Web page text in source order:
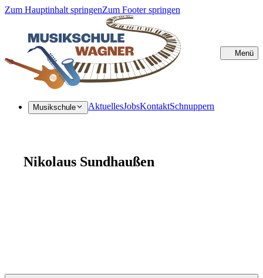
Zum Hauptinhalt springenZum Footer springen
Menü
Musikschule AktuellesJobsKontaktSchnuppern
Nikolaus Sundhaußen